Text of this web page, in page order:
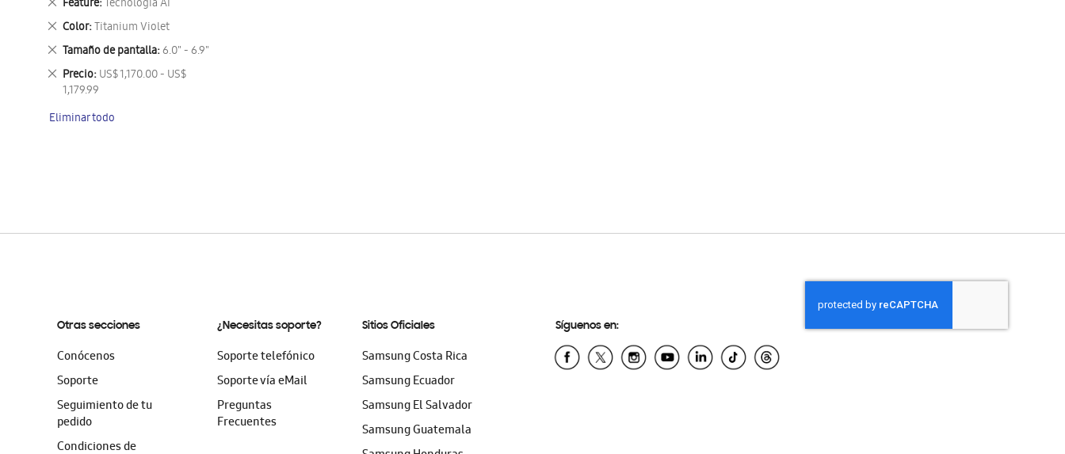
artículo
Feature Tecnología AI
este
artículo
Color Titanium Violet
Eliminar
este
artículo
Tamaño de pantalla 6.0" - 6.9"
Eliminar
este
artículo
Precio US$ 1,170.00 - US$
1,179.99
Eliminar
este
Eliminar todo
Otras secciones
Conócenos
Soporte
Seguimiento de tu
pedido
Condiciones de
¿Necesitas soporte?
Soporte telefónico
Soporte vía eMail
Preguntas
Frecuentes
Sitios Oficiales
Samsung Costa Rica
Samsung Ecuador
Samsung El Salvador
Samsung Guatemala
Síguenos en: